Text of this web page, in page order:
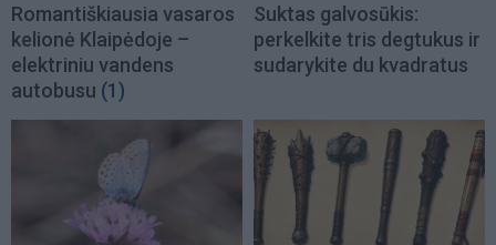
Romantiškiausia vasaros
kelionė Klaipėdoje –
elektriniu vandens
autobusu (1)
Suktas galvosūkis:
perkelkite tris degtukus ir
sudarykite du kvadratus